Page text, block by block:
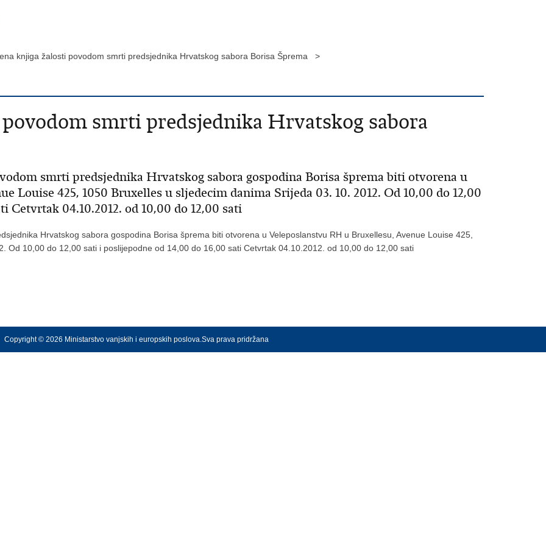
knjiga žalosti povodom smrti predsjednika Hrvatskog sabora Borisa Šprema >
smrti predsjednika Hrvatskog sabora
smrti predsjednika Hrvatskog sabora gospodina Borisa šprema biti otvorena u
Louise 425, 1050 Bruxelles u sljedecim danima Srijeda 03. 10. 2012. Od 10,00 do 12,00
Cetvrtak 04.10.2012. od 10,00 do 12,00 sati
Hrvatskog sabora gospodina Borisa šprema biti otvorena u Veleposlanstvu RH u Bruxellesu, Avenue Louise 425,
Od 10,00 do 12,00 sati i poslijepodne od 14,00 do 16,00 sati Cetvrtak 04.10.2012. od 10,00 do 12,00 sati
Copyright © 2026 Ministarstvo vanjskih i europskih poslova.Sva prava pridržana